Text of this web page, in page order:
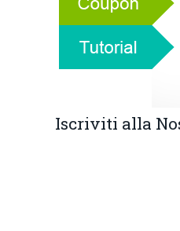
Iscriviti alla